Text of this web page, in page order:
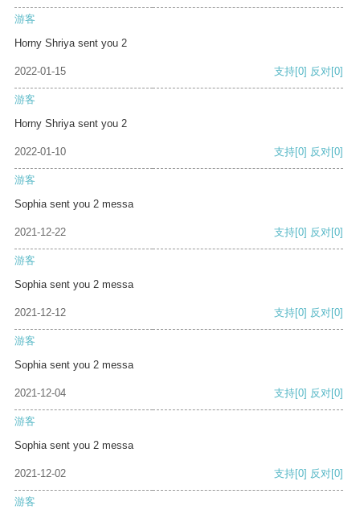
游客
Horny Shriya sent you 2
2022-01-15 支持[0] 反对[0]
游客
Horny Shriya sent you 2
2022-01-10 支持[0] 反对[0]
游客
Sophia sent you 2 messa
2021-12-22 支持[0] 反对[0]
游客
Sophia sent you 2 messa
2021-12-12 支持[0] 反对[0]
游客
Sophia sent you 2 messa
2021-12-04 支持[0] 反对[0]
游客
Sophia sent you 2 messa
2021-12-02 支持[0] 反对[0]
游客